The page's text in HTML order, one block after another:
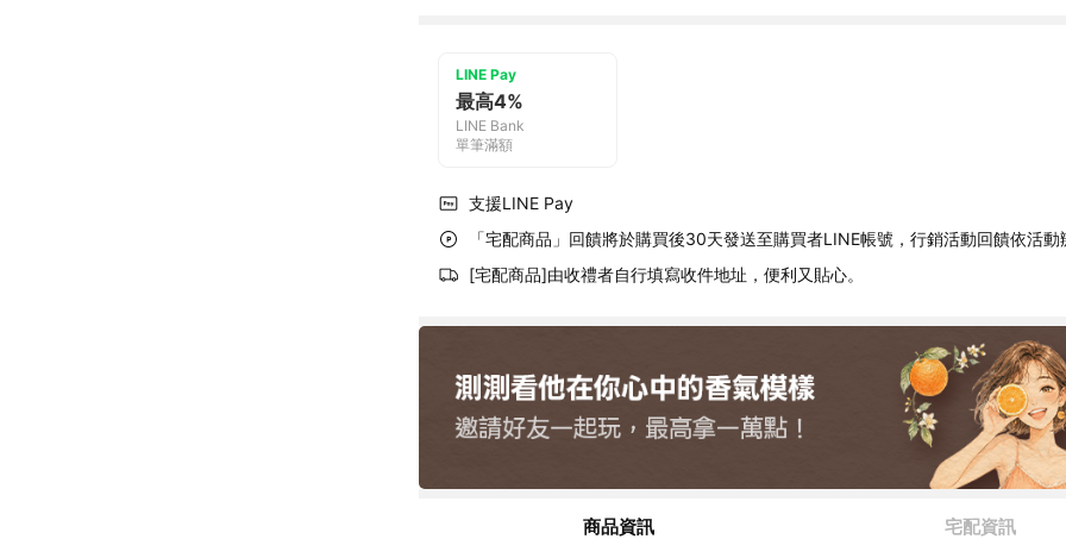
LINE Pay
最高4%
LINE Bank
單筆滿額
支援LINE Pay
「宅配商品」回饋將於購買後30天發送至購買者LINE帳號，行銷活動回饋依活動
[宅配商品]由收禮者自行填寫收件地址，便利又貼心。
商品資訊 宅配資訊